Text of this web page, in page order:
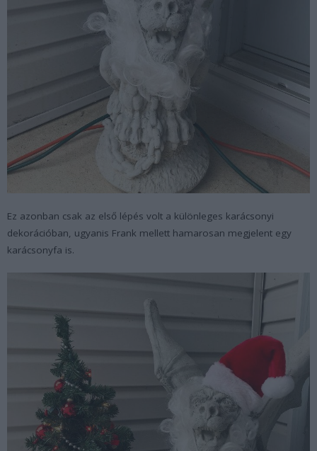
Ez azonban csak az első lépés volt a különleges karácsonyi
dekorációban, ugyanis Frank mellett hamarosan megjelent egy
karácsonyfa is.